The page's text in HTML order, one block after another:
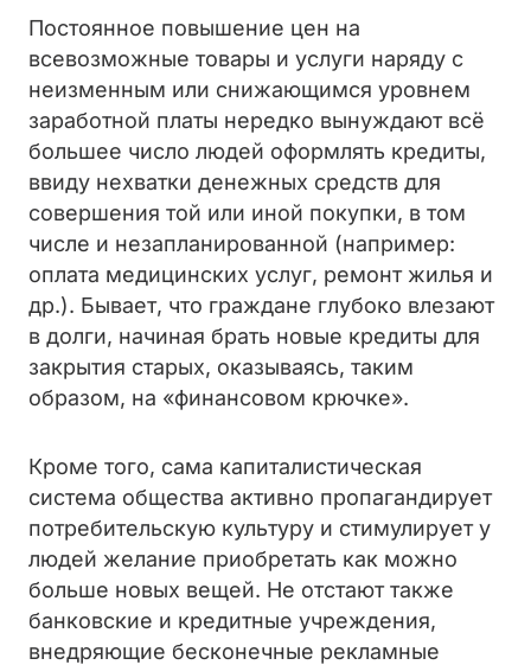
Постоянное повышение цен на
всевозможные товары и услуги наряду с
неизменным или снижающимся уровнем
заработной платы нередко вынуждают всё
большее число людей оформлять кредиты,
ввиду нехватки денежных средств для
совершения той или иной покупки, в том
числе и незапланированной (например:
оплата медицинских услуг, ремонт жилья и
др.). Бывает, что граждане глубоко влезают
в долги, начиная брать новые кредиты для
закрытия старых, оказываясь, таким
образом, на «финансовом крючке».
Кроме того, сама капиталистическая
система общества активно пропагандирует
потребительскую культуру и стимулирует у
людей желание приобретать как можно
больше новых вещей. Не отстают также
банковские и кредитные учреждения,
внедряющие бесконечные рекламные